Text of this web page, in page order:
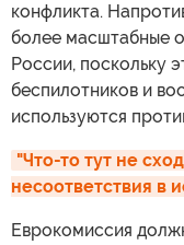
конфликта.
более масштабные
России, поскольку
беспилотников и
используются
"Что-то тут не
несоответствия в
Еврокомиссия